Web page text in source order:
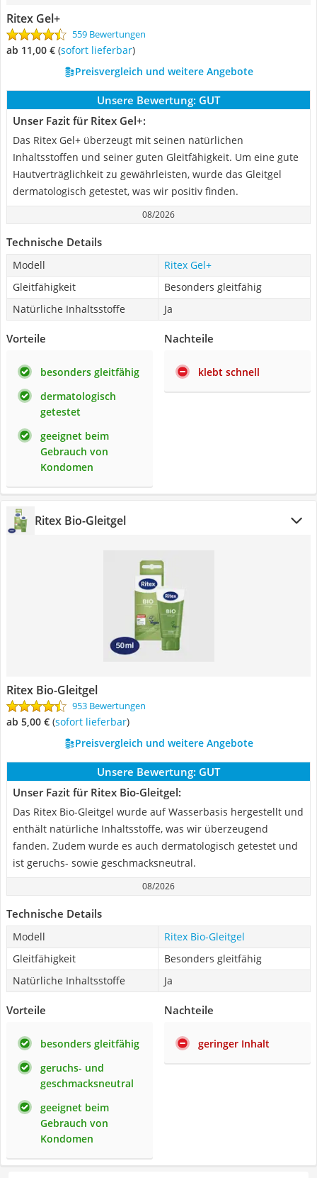
Ritex Gel+
559 Bewertungen
ab 11,00 € ( Sofort lieferbar)
Preisvergleich und weitere Angebote
Unsere Bewertung: GUT
Unser Fazit für Ritex Gel+:
Das Ritex Gel+ überzeugt mit seinen natürlichen
Inhaltsstoffen und seiner guten Gleitfähigkeit. Um eine gute
Hautverträglichkeit zu gewährleisten, wurde das Gleitgel
dermatologisch getestet, was wir positiv finden.
08/2026
Technische Details
Modell
Ritex Gel+
Gleitfähigkeit
Besonders gleitfähig
Natürliche Inhaltsstoffe
Ja
Vorteile
besonders gleitfähig
dermatologisch
getestet
geeignet beim
Gebrauch von
Kondomen
Nachteile
klebt schnell
Ritex Bio-Gleitgel
Ritex Bio-Gleitgel
953 Bewertungen
ab 5,00 € ( Sofort lieferbar)
Preisvergleich und weitere Angebote
Unsere Bewertung: GUT
Unser Fazit für Ritex Bio-Gleitgel:
Das Ritex Bio-Gleitgel wurde auf Wasserbasis hergestellt und
enthält natürliche Inhaltsstoffe, was wir überzeugend
fanden. Zudem wurde es auch dermatologisch getestet und
ist geruchs- sowie geschmacksneutral.
08/2026
Technische Details
Modell
Ritex Bio-Gleitgel
Gleitfähigkeit
Besonders gleitfähig
Natürliche Inhaltsstoffe
Ja
Vorteile
besonders gleitfähig
geruchs- und
geschmacksneutral
geeignet beim
Gebrauch von
Kondomen
Nachteile
geringer Inhalt